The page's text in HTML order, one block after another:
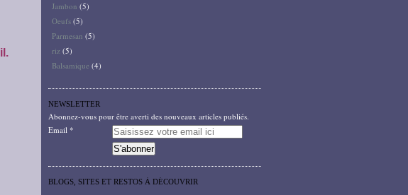
Jambon (5)
Oeufs (5)
Parmesan (5)
riz (5)
Balsamique (4)
NEWSLETTER
Abonnez-vous pour être averti des nouveaux articles publiés.
Email
BLOGS, SITES ET RESTOS À DÉCOUVRIR